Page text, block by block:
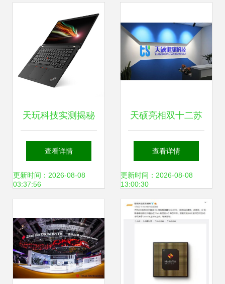
天玩科技实测揭秘
ThinkPad X13真实
使用体验全分享
查看详情
更新时间：2026-08-08
03:37:56
天硕亮相双十二苏
州购物节，昆山狂
欢购引发热潮
查看详情
更新时间：2026-08-08
13:00:30